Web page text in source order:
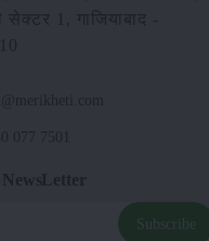
Subscribe